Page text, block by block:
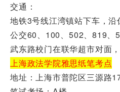
交通：
地铁3号线江湾镇站下车，
公交60、100、502、819、
武东路校门在联华超市对面
上海政法学院雅思纸笔考点
地址：上海市普陀区三源路